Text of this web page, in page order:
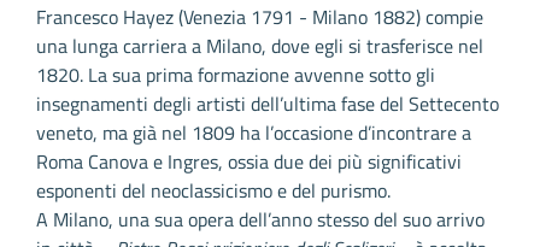
Francesco Hayez (Venezia 1791 - Milano 1882) compie
una lunga carriera a Milano, dove egli si trasferisce nel
1820. La sua prima formazione avvenne sotto gli
insegnamenti degli artisti dell’ultima fase del Settecento
veneto, ma già nel 1809 ha l’occasione d’incontrare a
Roma Canova e Ingres, ossia due dei più significativi
esponenti del neoclassicismo e del purismo.
A Milano, una sua opera dell’anno stesso del suo arrivo